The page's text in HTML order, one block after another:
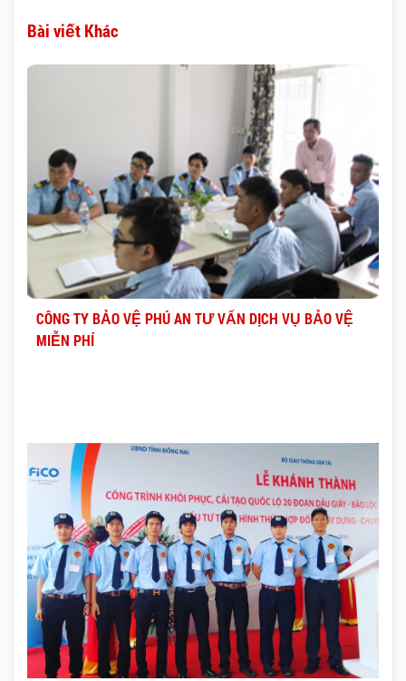
Bài viết Khác
CÔNG TY BẢO VỆ PHÚ AN TƯ VẤN DỊCH VỤ BẢO VỆ
MIỄN PHÍ